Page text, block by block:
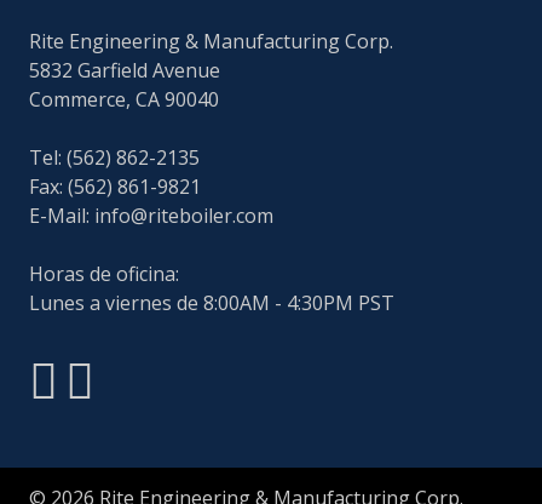
Rite Engineering & Manufacturing Corp.
5832 Garfield Avenue
Commerce, CA 90040
Tel: (562) 862-2135
Fax: (562) 861-9821
E-Mail: info@riteboiler.com
Horas de oficina:
Lunes a viernes de 8:00AM - 4:30PM PST
© 2026 Rite Engineering & Manufacturing Corp.